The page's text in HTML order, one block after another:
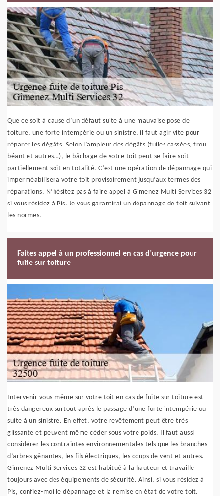
Que ce soit à cause d’un défaut suite à une mauvaise pose de
toiture, une forte intempérie ou un sinistre, il faut agir vite pour
réparer les dégâts. Selon l’ampleur des dégâts (tuiles cassées, trou
béant et autres…), le bâchage de votre toit peut se faire soit
partiellement soit en totalité. C’est une opération de dépannage qui
imperméabilisera votre toit provisoirement jusqu’aux termes des
réparations. N’hésitez pas à faire appel à Gimenez Multi Services 32
si vous résidez à Pis. Je vous garantirai un dépannage de toit suivant
les normes.
Faites appel à un professionnel en cas d’urgence pour
fuite sur toiture
Intervenir vous-même sur votre toit en cas de fuite sur toiture est
très dangereux surtout après le passage d’une forte intempérie ou
suite à un sinistre. En effet, votre revêtement peut être très
glissante et peuvent même céder sous votre poids. Il faut aussi
considérer les contraintes environnementales tels que les branches
d’arbres gênantes, les fils électriques, les coups de vent et autres.
Gimenez Multi Services 32 est habitué à la hauteur et travaille
toujours avec des équipements de sécurité. Ainsi, si vous résidez à
Pis, confiez-moi le dépannage et la remise en état de votre toit.